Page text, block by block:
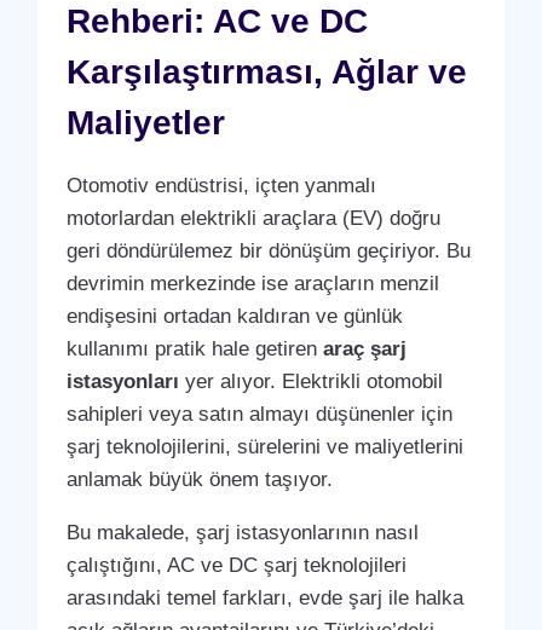
Rehberi: AC ve DC
Karşılaştırması, Ağlar ve
Maliyetler
Otomotiv endüstrisi, içten yanmalı
motorlardan elektrikli araçlara (EV) doğru
geri döndürülemez bir dönüşüm geçiriyor. Bu
devrimin merkezinde ise araçların menzil
endişesini ortadan kaldıran ve günlük
kullanımı pratik hale getiren araç şarj
istasyonları yer alıyor. Elektrikli otomobil
sahipleri veya satın almayı düşünenler için
şarj teknolojilerini, sürelerini ve maliyetlerini
anlamak büyük önem taşıyor.
Bu makalede, şarj istasyonlarının nasıl
çalıştığını, AC ve DC şarj teknolojileri
arasındaki temel farkları, evde şarj ile halka